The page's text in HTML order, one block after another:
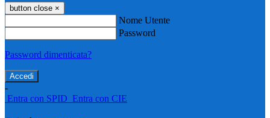
button close ×
Nome Utente
Password
Password dimenticata?
-
Entra con SPID Entra con CIE